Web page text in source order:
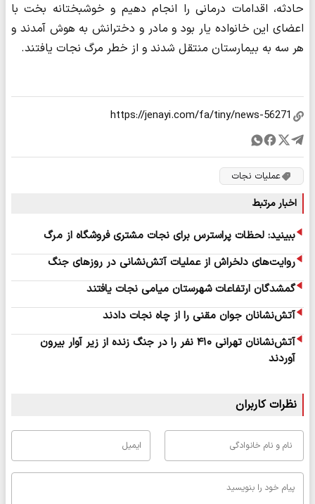
حادثه، اقدامات درمانی را انجام دهیم و خوشبختانه بخت با
اعضای این خانواده یار بود و مادر و دخترانش به هوش آمدند و
هر سه به بیمارستان منتقل شدند و از خطر مرگ نجات یافتند.
عملیات نجات
اخبار مرتبط
ببینید: لحظات پراسترس برای نجات مشتری فروشگاه از مرگ
روایت‌های دلخراش از عملیات آتش‌نشانی در روزهای جنگ
گمشدگان ارتفاعات شهرستان میامی نجات یافتند
آتش‌نشانان جوان مقنی را از چاه نجات دادند
آتش‌نشانان تهرانی ۴۱۰ نفر را در جنگ زنده از زیر آوار بیرون
آوردند
نظرات کاربران